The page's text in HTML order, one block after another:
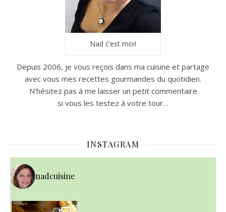
Nad c’est moi!
Depuis 2006, je vous reçois dans ma cuisine et partage
avec vous mes recettes gourmandes du quotidien.
N’hésitez pas à me laisser un petit commentaire
si vous les testez à votre tour…
INSTAGRAM
nadcuisine